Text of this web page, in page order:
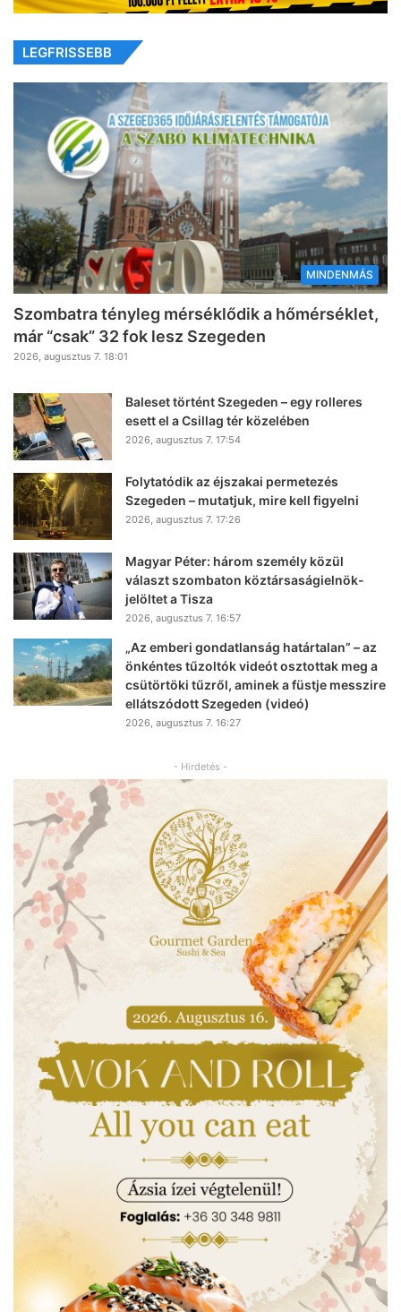
LEGFRISSEBB
MINDENMÁS
Szombatra tényleg mérséklődik a hőmérséklet,
már “csak” 32 fok lesz Szegeden
2026, augusztus 7. 18:01
Baleset történt Szegeden – egy rolleres
esett el a Csillag tér közelében
2026, augusztus 7. 17:54
Folytatódik az éjszakai permetezés
Szegeden – mutatjuk, mire kell figyelni
2026, augusztus 7. 17:26
Magyar Péter: három személy közül
választ szombaton köztársaságielnök-
jelöltet a Tisza
2026, augusztus 7. 16:57
„Az emberi gondatlanság határtalan” – az
önkéntes tűzoltók videót osztottak meg a
csütörtöki tűzről, aminek a füstje messzire
ellátszódott Szegeden (videó)
2026, augusztus 7. 16:27
- Hirdetés -